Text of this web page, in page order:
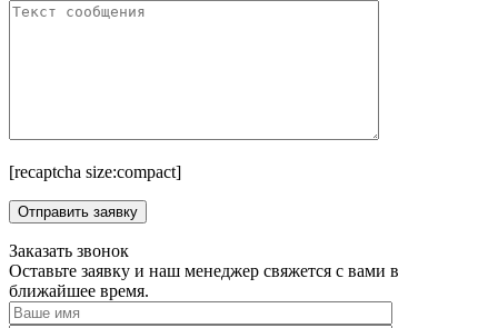
[recaptcha size:compact]
Заказать звонок
Оставьте заявку и наш менеджер свяжется с вами в
ближайшее время.